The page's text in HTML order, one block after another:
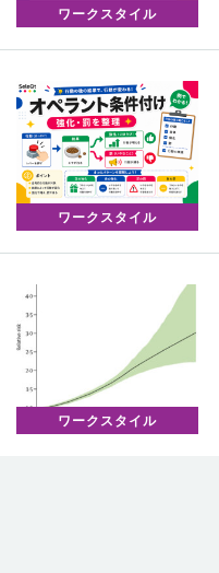
ワークスタイル
ワークスタイル
ワークスタイル